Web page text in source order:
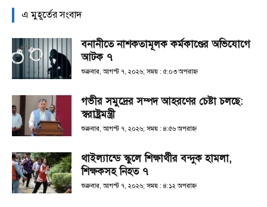
এ মুহূর্তের সংবাদ
বনানীতে নাশকতামূলক কর্মকাণ্ডের অভিযোগে
আটক ৭
শুক্রবার, আগস্ট ৭, ২০২৬; সময় : ৫:০৩ অপরাহ্ণ
গভীর সমুদ্রের সম্পদ আহরণের চেষ্টা চলছে:
স্বরাষ্ট্রমন্ত্রী
শুক্রবার, আগস্ট ৭, ২০২৬; সময় : ৪:৫৬ অপরাহ্ণ
থাইল্যান্ডে স্কুলে শিক্ষার্থীর বন্দুক হামলা,
শিক্ষকসহ নিহত ৭
শুক্রবার, আগস্ট ৭, ২০২৬; সময় : ৪:১২ অপরাহ্ণ